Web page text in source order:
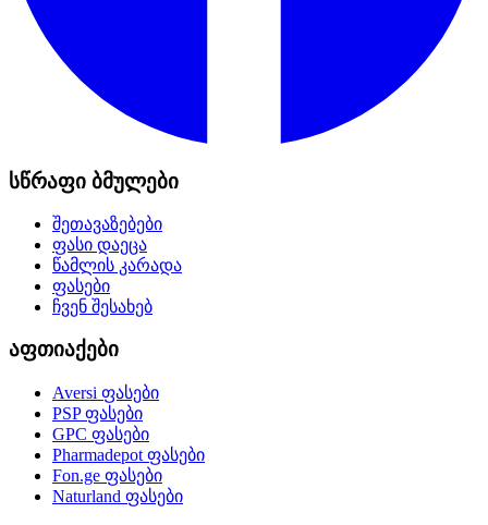
სწრაფი ბმულები
შეთავაზებები
ფასი დაეცა
წამლის კარადა
ფასები
ჩვენ შესახებ
აფთიაქები
Aversi ფასები
PSPფასები
GPC ფასები
Pharmadepot ფასები
Fon.ge ფასები
Naturland ფასები